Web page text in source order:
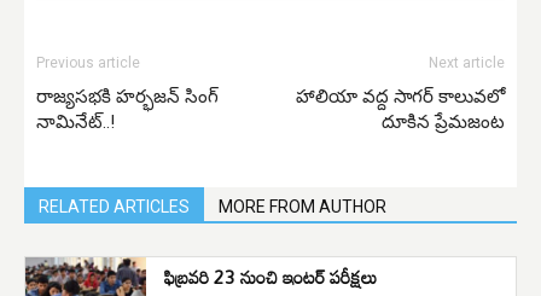
Previous article
రాజ్యసభకి హర్భజన్ సింగ్
నామినేట్..!
Next article
హాలియా వద్ద సాగర్‌ కాలువలో
దూకిన ప్రేమజంట
RELATED ARTICLES MORE FROM AUTHOR
ఫిబ్రవరి 23 నుంచి ఇంటర్ పరీక్షలు